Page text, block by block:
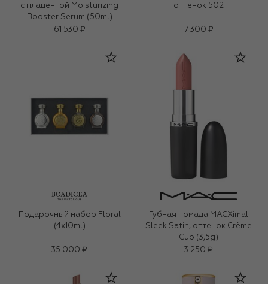
с плацентой Moisturizing
Booster Serum (50ml)
61 530 ₽
оттенок 502
7 300 ₽
Подарочный набор Floral
(4x10ml)
35 000 ₽
Губная помада MACXimal
Sleek Satin, оттенок Crème
Cup (3,5g)
3 250 ₽